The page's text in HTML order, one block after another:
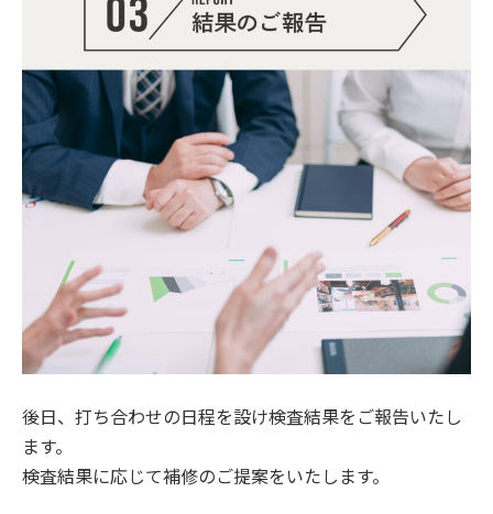
後日、打ち合わせの日程を設け検査結果をご報告いたし
ます。
検査結果に応じて補修のご提案をいたします。